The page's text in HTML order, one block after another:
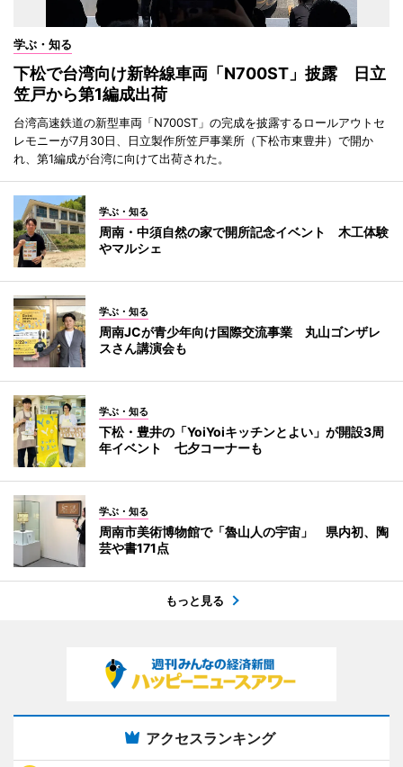
学ぶ・知る
下松で台湾向け新幹線車両「N700ST」披露 日立
笠戸から第1編成出荷
台湾高速鉄道の新型車両「N700ST」の完成を披露するロールアウトセ
レモニーが7月30日、日立製作所笠戸事業所（下松市東豊井）で開か
れ、第1編成が台湾に向けて出荷された。
学ぶ・知る
周南・中須自然の家で開所記念イベント 木工体験
やマルシェ
学ぶ・知る
周南JCが青少年向け国際交流事業 丸山ゴンザレ
スさん講演会も
学ぶ・知る
下松・豊井の「YoiYoiキッチンとよい」が開設3周
年イベント 七夕コーナーも
学ぶ・知る
周南市美術博物館で「魯山人の宇宙」 県内初、陶
芸や書171点
もっと見る
アクセスランキング